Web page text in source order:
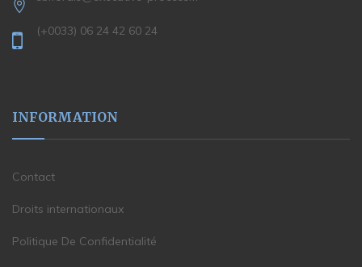
(+0033) 06 24 42 60 24
INFORMATION
Contact
Droits internationaux
Politique De Confidentialité